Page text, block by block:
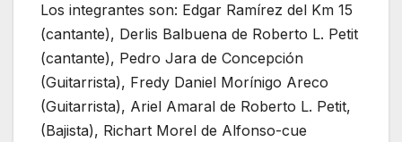
Los integrantes son: Edgar Ramírez del Km 15
(cantante), Derlis Balbuena de Roberto L. Petit
(cantante), Pedro Jara de Concepción
(Guitarrista), Fredy Daniel Morínigo Areco
(Guitarrista), Ariel Amaral de Roberto L. Petit,
(Bajista), Richart Morel de Alfonso-cue